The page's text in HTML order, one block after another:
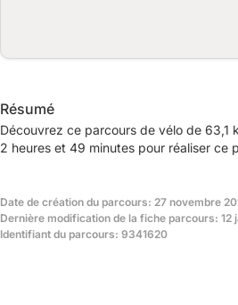
Résumé
Découvrez ce parcours de vélo de 63,1
2 heures et 49 minutes pour réaliser ce
Date de création du parcours: 27 novembre
Dernière modification de la fiche parcours: 12
Identifiant du parcours: 9341620